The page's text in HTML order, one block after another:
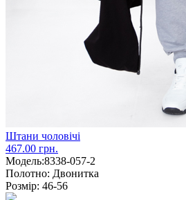
Штани чоловічі
467.00 грн.
Модель:8338-057-2
Полотно: Двонитка
Розмір: 46-56